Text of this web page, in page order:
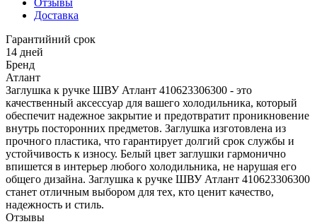
Доставка
Гарантийний срок
14 дней
Бренд
Атлант
Заглушка к ручке ШВУ Атлант 410623306300 - это
качественный аксессуар для вашего холодильника, который
обеспечит надежное закрытие и предотвратит проникновение
внутрь посторонних предметов. Заглушка изготовлена из
прочного пластика, что гарантирует долгий срок службы и
устойчивость к износу. Белый цвет заглушки гармонично
впишется в интерьер любого холодильника, не нарушая его
общего дизайна. Заглушка к ручке ШВУ Атлант 410623306300
станет отличным выбором для тех, кто ценит качество,
надежность и стиль.
Отзывы